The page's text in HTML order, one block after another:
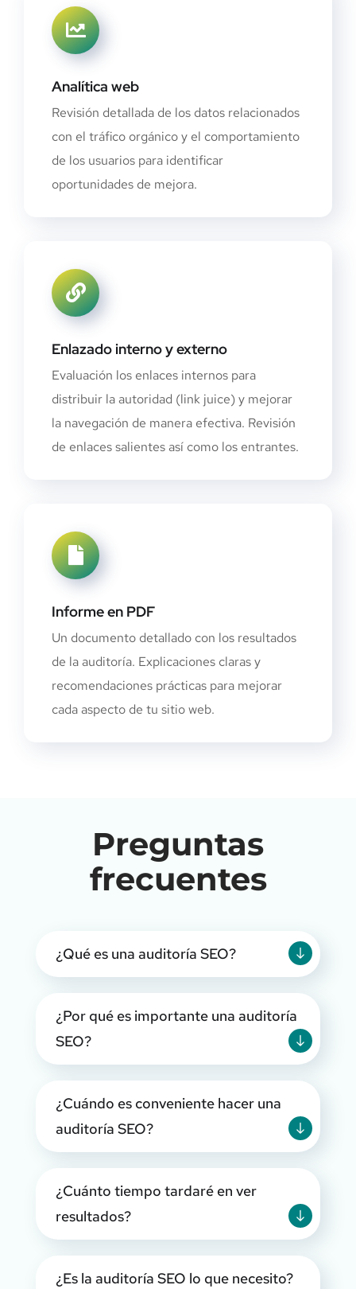
Analítica web
Revisión detallada de los datos relacionados
con el tráfico orgánico y el comportamiento
de los usuarios para identificar
oportunidades de mejora.
Enlazado interno y externo
Evaluación los enlaces internos para
distribuir la autoridad (link juice) y mejorar
la navegación de manera efectiva. Revisión
de enlaces salientes así como los entrantes.
Informe en PDF
Un documento detallado con los resultados
de la auditoría. Explicaciones claras y
recomendaciones prácticas para mejorar
cada aspecto de tu sitio web.
Preguntas
frecuentes
¿Qué es una auditoría SEO?
¿Por qué es importante una auditoría
SEO?
¿Cuándo es conveniente hacer una
auditoría SEO?
¿Cuánto tiempo tardaré en ver
resultados?
¿Es la auditoría SEO lo que necesito?